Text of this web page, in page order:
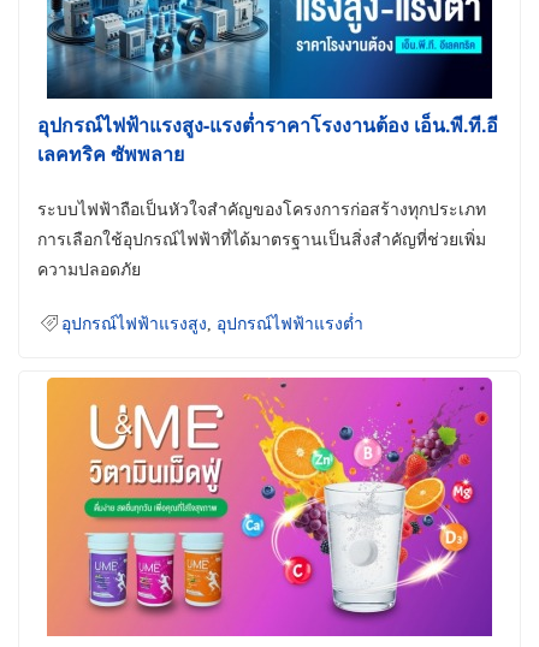
อุปกรณ์ไฟฟ้าแรงสูง-แรงต่ำราคาโรงงานต้อง เอ็น.พี.ที.อี
เลคทริค ซัพพลาย
ระบบไฟฟ้าถือเป็นหัวใจสำคัญของโครงการก่อสร้างทุกประเภท
การเลือกใช้อุปกรณ์ไฟฟ้าที่ได้มาตรฐานเป็นสิ่งสำคัญที่ช่วยเพิ่ม
ความปลอดภัย
อุปกรณ์ไฟฟ้าแรงสูง อุปกรณ์ไฟฟ้าแรงต่ำ